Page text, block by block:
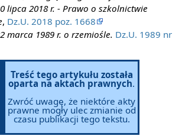
lipca 2018 r. - Prawo o szkolnictwie
, Dz.U. 2018 poz. 1668
marca 1989 r. o rzemiośle. Dz.U. 1989 nr
Treść tego artykułu została
oparta na aktach prawnych.
Zwróć uwagę, że niektóre akty
prawne mogły ulec zmianie od
czasu publikacji tego tekstu.